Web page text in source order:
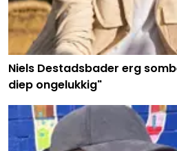
Niels Destadsbader erg
diep ongelukkig"